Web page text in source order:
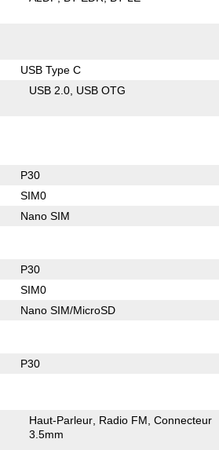
USB Type C
USB 2.0 USB OTG
P30
SIM0
Nano SIM
P30
SIM0
Nano SIM/MicroSD
P30
Haut-Parleur Radio FM Connecteur
3.5mm